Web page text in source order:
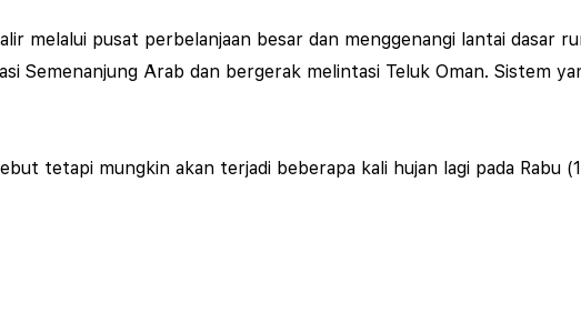
melalui pusat perbelanjaan besar dan menggenangi lantai dasar
Semenanjung Arab dan bergerak melintasi Teluk Oman. Sistem
tetapi mungkin akan terjadi beberapa kali hujan lagi pada Rabu